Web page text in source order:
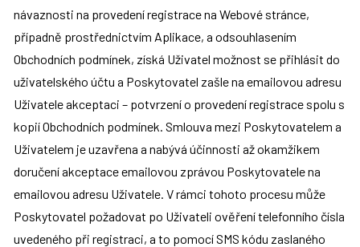
návaznosti na provedení registrace na Webové stránce,
případně prostřednictvím Aplikace, a odsouhlasením
Obchodních podmínek, získá Uživatel možnost se přihlásit do
uživatelského účtu a Poskytovatel zašle na emailovou adresu
Uživatele akceptaci – potvrzení o provedení registrace spolu s
kopií Obchodních podmínek. Smlouva mezi Poskytovatelem a
Uživatelem je uzavřena a nabývá účinnosti až okamžikem
doručení akceptace emailovou zprávou Poskytovatele na
emailovou adresu Uživatele. V rámci tohoto procesu může
Poskytovatel požadovat po Uživateli ověření telefonního čísla
uvedeného při registraci, a to pomocí SMS kódu zaslaného